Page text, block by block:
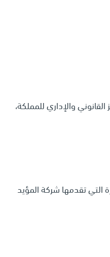
والإداري للمملكة،
التي تقدمها شركة المؤيد